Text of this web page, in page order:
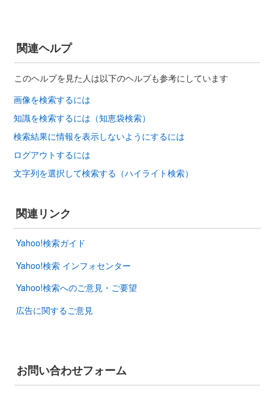
関連ヘルプ
このヘルプを見た人は以下のヘルプも参考にしています
画像を検索するには
知識を検索するには（知恵袋検索）
検索結果に情報を表示しないようにするには
ログアウトするには
文字列を選択して検索する（ハイライト検索）
関連リンク
Yahoo!検索ガイド
Yahoo!検索 インフォセンター
Yahoo!検索へのご意見・ご要望
広告に関するご意見
お問い合わせフォーム